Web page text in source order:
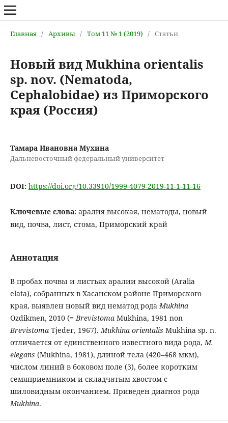
Главная / Архивы / Том 11 № 1 (2019) / Статьи
Новый вид Mukhina orientalis
sp. nov. (Nematoda,
Cephalobidae) из Приморского
края (Россия)
Тамара Ивановна Мухина
Дальневосточный федеральный университет
DOI: https://doi.org/10.33910/1999-4079-2019-11-1-11-16
Ключевые слова: аралия высокая, нематоды, новый
вид, почва, лист, стома, Приморский край
Аннотация
В пробах почвы и листьях аралии высокой (Aralia
elata), собранных в Хасанском районе Приморского
края, выявлен новый вид нематод родаMukhina
Ozdikmen, 2010 (=Brevistoma Mukhina, 1981 non
Brevistoma Tjeder, 1967).Mukhina orientalis Mukhina sp. n.
отличается от единственного известного вида рода,M.
elegans (Mukhina, 1981), длиной тела (420–468 мкм),
числом линий в боковом поле (3), более коротким
семяприемником и складчатым хвостом с
шиловидным окончанием. Приведен диагноз рода
Mukhina.